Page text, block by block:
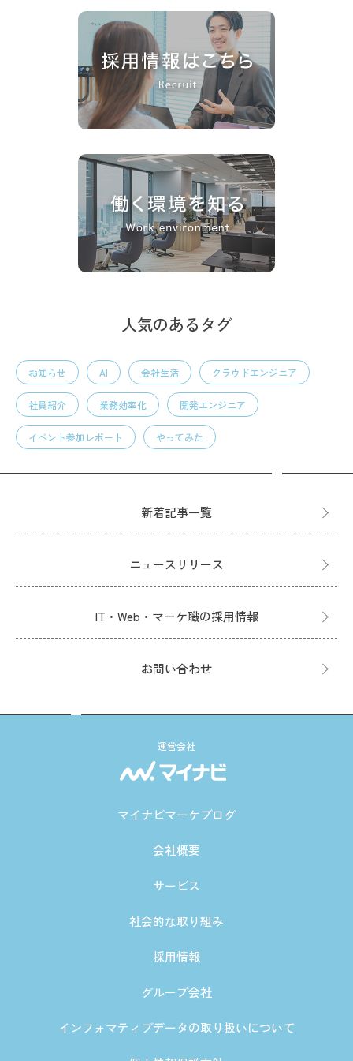
人気のあるタグ
お知らせ AI 会社生活 クラウドエンジニア
社員紹介 業務効率化 開発エンジニア
イベント参加レポート やってみた
新着記事一覧
ニュースリリース
IT・Web・マーケ職の採用情報
お問い合わせ
運営会社
マイナビマーケブログ
会社概要
サービス
社会的な取り組み
採用情報
グループ会社
インフォマティブデータの取り扱いについて